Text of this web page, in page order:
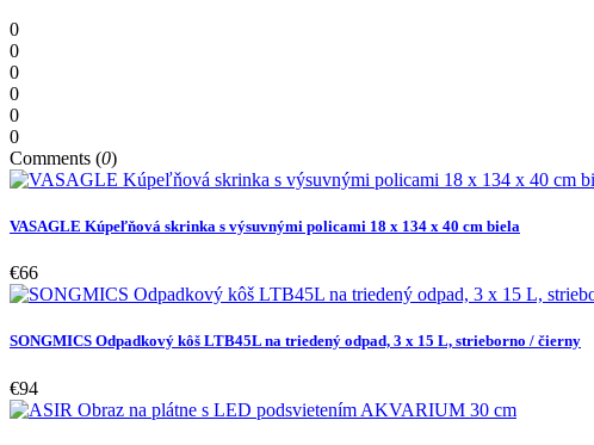
0
0
0
0
0
0
Comments (0)
VASAGLE Kúpeľňová skrinka s výsuvnými policami 18 x 134 x 40 cm biela
€66
SONGMICS Odpadkový kôš LTB45L na triedený odpad, 3 x 15 L, strieborno / čierny
€94